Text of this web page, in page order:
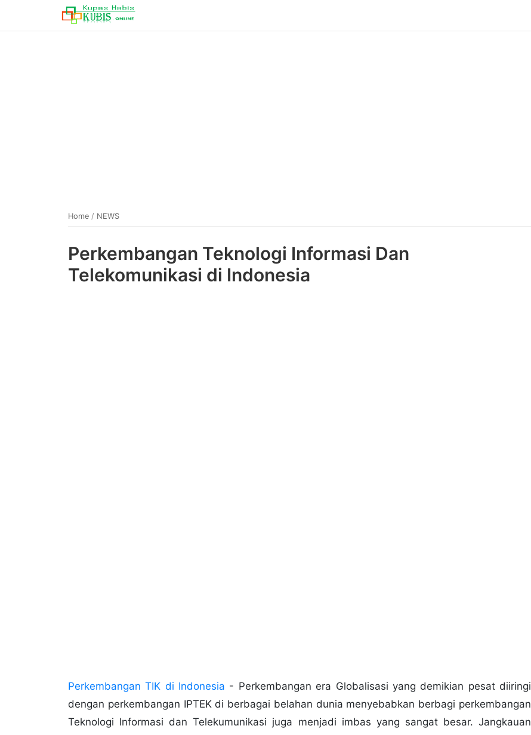
Home / NEWS
Perkembangan Teknologi Informasi Dan
Telekomunikasi di Indonesia
Perkembangan TIK di Indonesia - Perkembangan era Globalisasi yang demikian pesat diiringi
dengan perkembangan IPTEK di berbagai belahan dunia menyebabkan berbagi perkembangan
Teknologi Informasi dan Telekumunikasi juga menjadi imbas yang sangat besar. Jangkauan